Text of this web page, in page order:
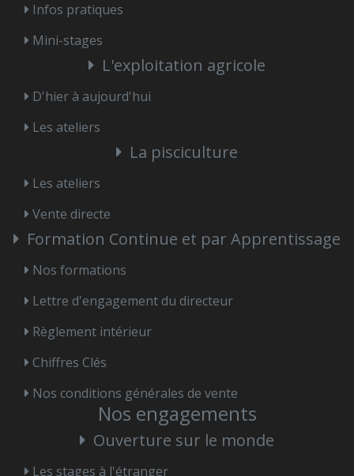
Infos pratiques
Mini-stages
L'exploitation agricole
D'hier à aujourd'hui
Les ateliers
La pisciculture
Les ateliers
Vente directe
Formation Continue et par Apprentissage
Nos formations
Lettre d'engagement du directeur
Règlement intérieur
Chiffres Clés
Nos conditions générales de vente
Nos engagements
Ouverture sur le monde
Les stages à l'étranger